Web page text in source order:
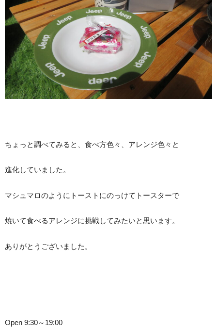
ちょっと調べてみると、食べ方色々、アレンジ色々と
進化していました。
マシュマロのようにトーストにのっけてトースターで
焼いて食べるアレンジに挑戦してみたいと思います。
ありがとうございました。
Open 9:30～19:00